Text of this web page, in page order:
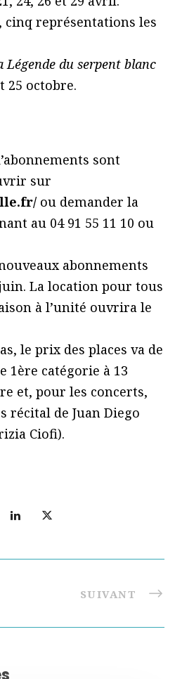
cinq représentations les
Légende du serpent blanc
25 octobre.
sont
sur
ou demander la
au 04 91 55 11 10 ou
abonnements
La location pour tous
à l’unité ouvrira le
le prix des places va de
1ère catégorie à 13
et, pour les concerts,
récital de Juan Diego
Ciofi).
SUIVANT